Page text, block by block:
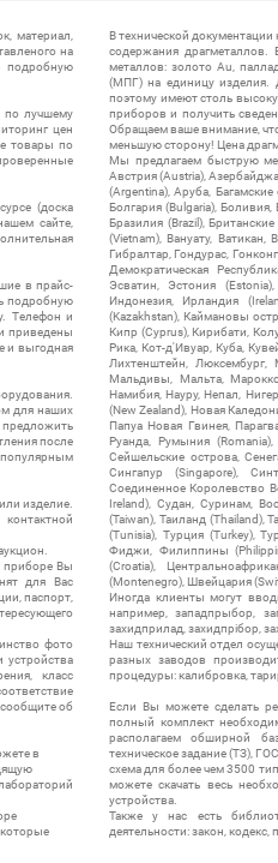
материал,
на
подробную
по лучшему
цен
товары по
(доска
сайте,
в прайс-
подробную
Телефон и
приведены
и выгодная
для наших
после
изделие.
приборе Вы
для Вас
паспорт,
фото
устройства
класс
об
в
В технической
содержания драгметаллов.
металлов: золото Au,
(МПГ) на единицу изделия.
поэтому имеют столь
приборов и получить
Обращаем ваше внимание,
меньшую сторону! Цена
Мы предлагаем быструю
Австрия (Austria),
(Argentina), Аруба,
Болгария (Bulgaria),
Бразилия (Brazil),
(Vietnam), Вануату, Ватикан,
Гибралтар, Гондурас,
Демократическая
Эсватин, Эстония
Индонезия, Ирландия
(Kazakhstan), Каймановы
Кипр (Cyprus), Кирибати,
Рика, Кот-д'Ивуар, Куба,
Лихтенштейн,
Мальдивы, Мальта,
Намибия, Науру, Непал,
(New Zealand), Новая
Папуа Новая Гвинея,
Руанда, Румыния
Сейшельские острова,
Сингапур (Singapore),
Соединенное Королевство
Ireland), Судан, Суринам,
(Taiwan), Таиланд (Thailand),
(Tunisia), Турция (Turkey),
Фиджи, Филиппины
(Croatia),
(Montenegro), Швейцария
Иногда клиенты могут
например, западпрыбор,
захидприлад, захидпрібор,
Наш технический отдел
разных заводов
процедуры: калибровка,
Если Вы можете сделать
полный комплект
располагаем обширной
техническое задание (ТЗ),
схема для более чем 3500
можете скачать весь
устройства.
Также у нас есть
деятельности: закон,